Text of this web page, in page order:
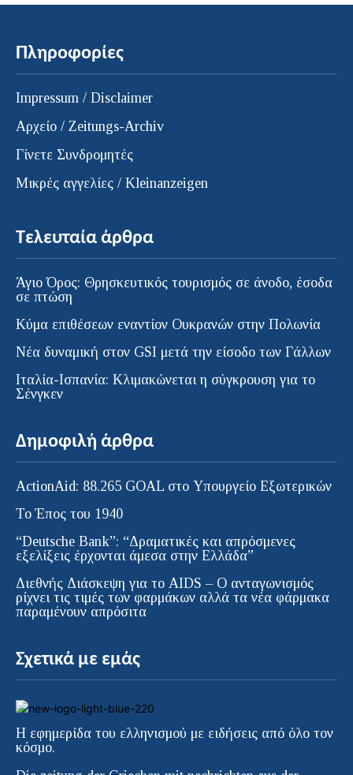
Πληροφορίες
Impressum / Disclaimer
Αρχείο / Zeitungs-Archiv
Γίνετε Συνδρομητές
Μικρές αγγελίες / Kleinanzeigen
Τελευταία άρθρα
Άγιο Όρος: Θρησκευτικός τουρισμός σε άνοδο, έσοδα
σε πτώση
Κύμα επιθέσεων εναντίον Ουκρανών στην Πολωνία
Νέα δυναμική στον GSI μετά την είσοδο των Γάλλων
Ιταλία-Ισπανία: Κλιμακώνεται η σύγκρουση για το
Σένγκεν
Δημοφιλή άρθρα
ActionAid: 88.265 GOAL στο Υπουργείο Εξωτερικών
Το Έπος του 1940
“Deutsche Bank”: “Δραματικές και απρόσμενες
εξελίξεις έρχονται άμεσα στην Ελλάδα”
Διεθνής Διάσκεψη για το AIDS – Ο ανταγωνισμός
ρίχνει τις τιμές των φαρμάκων αλλά τα νέα φάρμακα
παραμένουν απρόσιτα
Σχετικά με εμάς
Η εφημερίδα του ελληνισμού με ειδήσεις από όλο τον
κόσμο.